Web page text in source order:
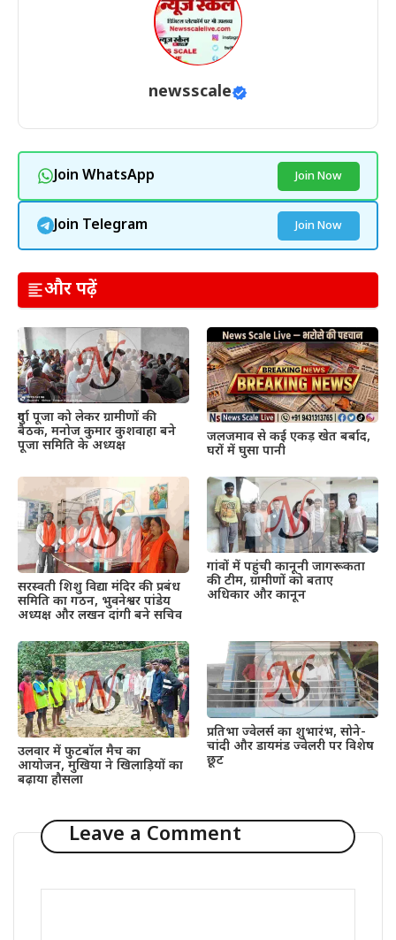
newsscale
Join WhatsApp Join Now
Join Telegram Join Now
और पढ़ें
दुर्गा पूजा को लेकर ग्रामीणों की
बैठक, मनोज कुमार कुशवाहा बने
पूजा समिति के अध्यक्ष
जलजमाव से कई एकड़ खेत बर्बाद,
घरों में घुसा पानी
सरस्वती शिशु विद्या मंदिर की प्रबंध
समिति का गठन, भुवनेश्वर पांडेय
अध्यक्ष और लखन दांगी बने सचिव
गांवों में पहुंची कानूनी जागरूकता
की टीम, ग्रामीणों को बताए
अधिकार और कानून
उलवार में फुटबॉल मैच का
आयोजन, मुखिया ने खिलाड़ियों का
बढ़ाया हौसला
प्रतिभा ज्वेलर्स का शुभारंभ, सोने-
चांदी और डायमंड ज्वेलरी पर विशेष
छूट
Leave a Comment